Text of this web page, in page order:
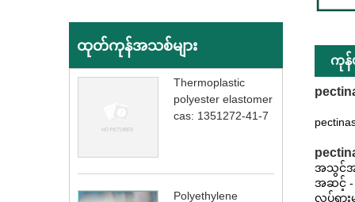
ထုတ်ကုန်အသစ်များ
Thermoplastic
polyester elastomer
cas: 1351272-41-7
Polyethylene
ကုန်
အသွင်အ
အဆင့် -
လှုပ်ရှား